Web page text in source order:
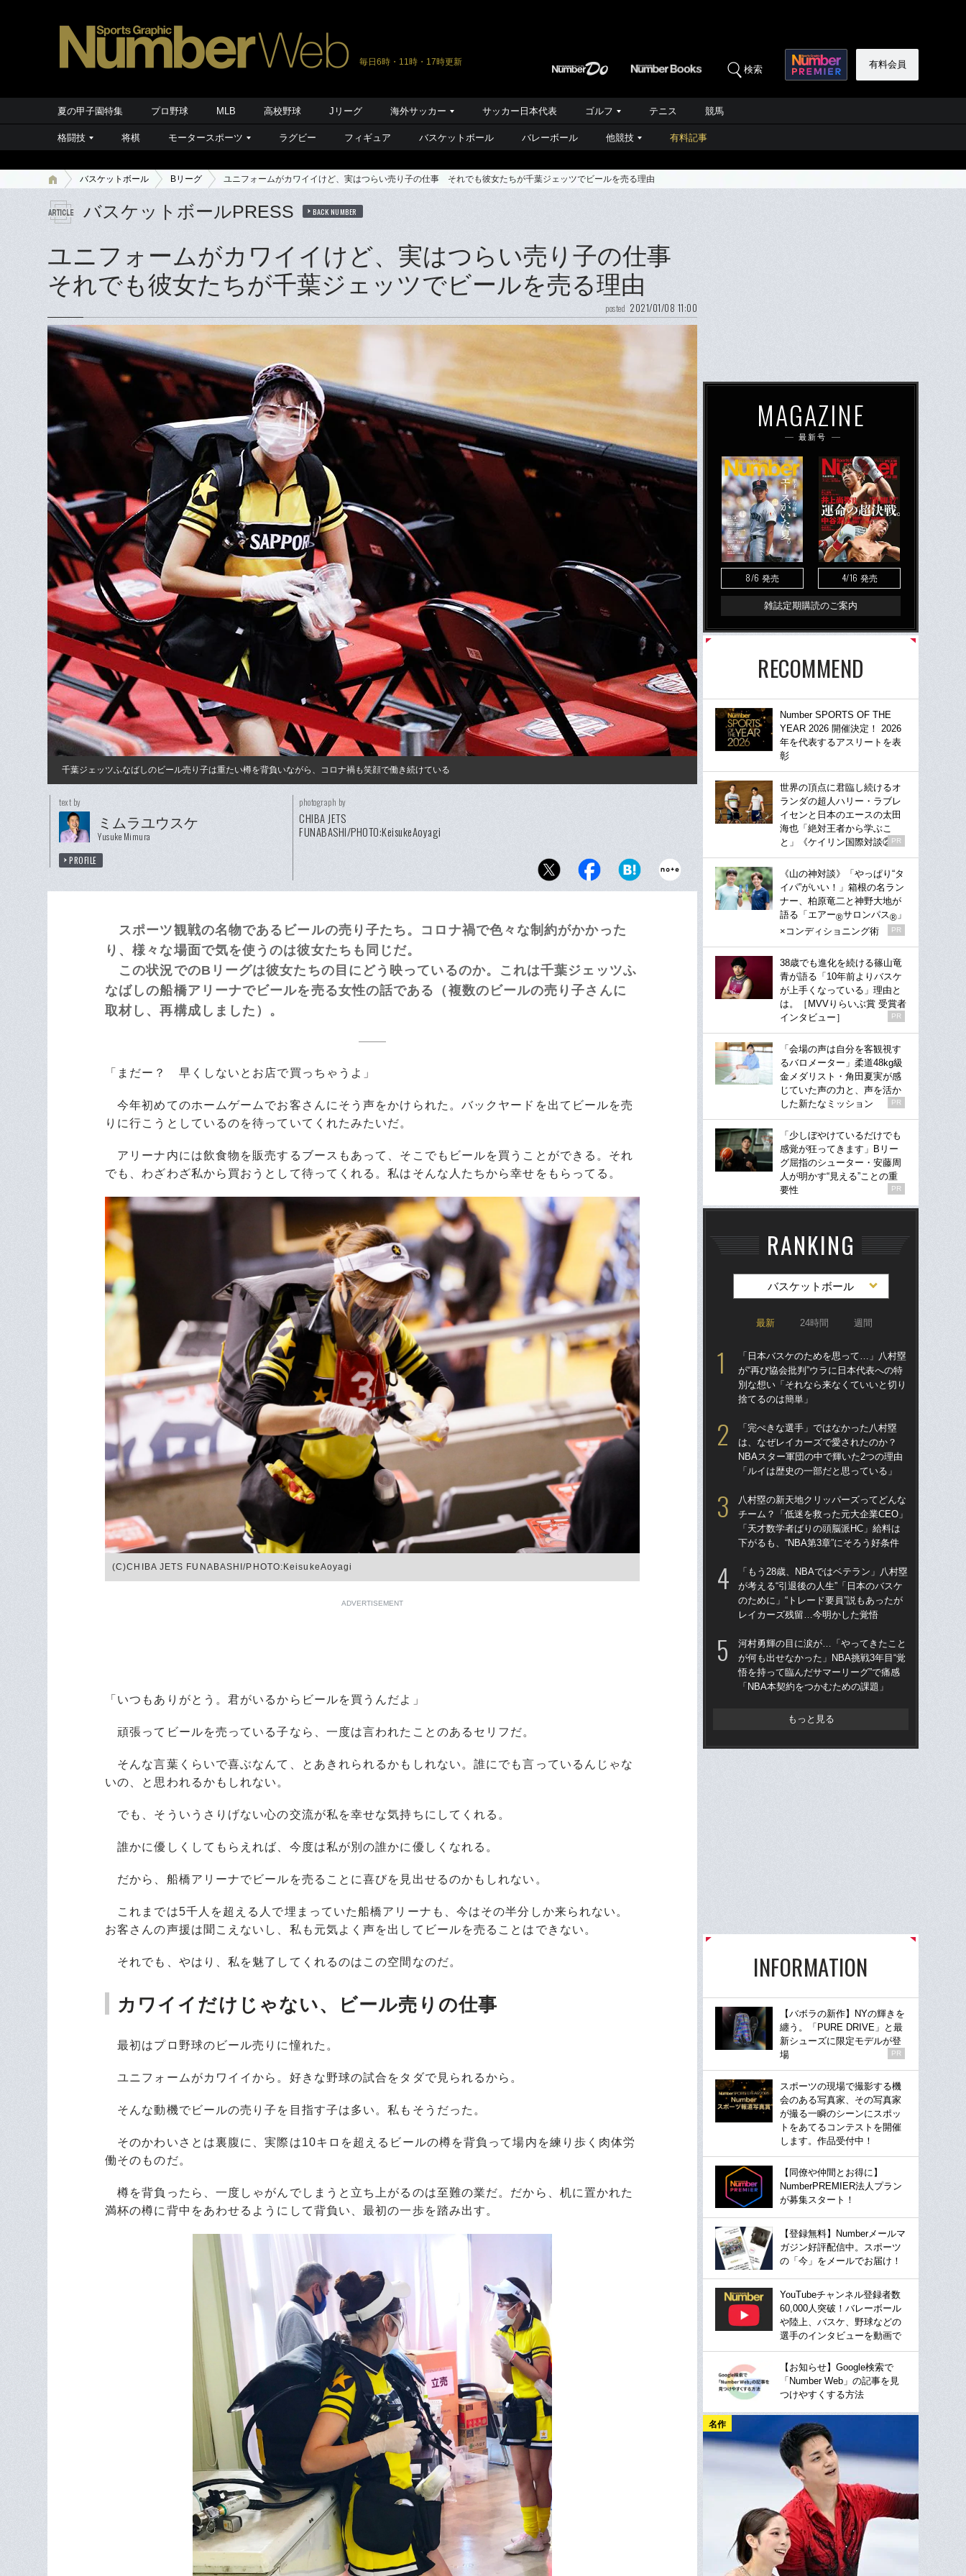
毎日6時・11時・17時更新
検索 有料会員
夏の甲子園特集 プロ野球 MLB 高校野球 Jリーグ 海外サッカー サッカー日本代表 ゴルフ テニス 競馬
格闘技 将棋 モータースポーツ ラグビー フィギュア バスケットボール バレーボール 他競技 有料記事
バスケットボール Bリーグ ユニフォームがカワイイけど、実はつらい売り子の仕事 それでも彼女たちが千葉ジェッツでビールを売る理由
バスケットボールPRESS BACK NUMBER
ユニフォームがカワイイけど、実はつらい売り子の仕事
それでも彼女たちが千葉ジェッツでビールを売る理由
posted 2021/01/08 11:00
千葉ジェッツふなばしのビール売り子は重たい樽を背負いながら、コロナ禍も笑顔で働き続けている
text by
ミムラユウスケ
Yusuke Mimura
PROFILE
photograph by
CHIBA JETS
FUNABASHI/PHOTO:KeisukeAoyagi
スポーツ観戦の名物であるビールの売り子たち。コロナ禍で色々な制約がかかった
り、様々な場面で気を使うのは彼女たちも同じだ。
この状況でのBリーグは彼女たちの目にどう映っているのか。これは千葉ジェッツふ
なばしの船橋アリーナでビールを売る女性の話である（複数のビールの売り子さんに
取材し、再構成しました）。
「まだー？ 早くしないとお店で買っちゃうよ」
今年初めてのホームゲームでお客さんにそう声をかけられた。バックヤードを出てビールを売
りに行こうとしているのを待っていてくれたみたいだ。
アリーナ内には飲食物を販売するブースもあって、そこでもビールを買うことができる。それ
でも、わざわざ私から買おうとして待ってくれる。私はそんな人たちから幸せをもらってる。
(C)CHIBA JETS FUNABASHI/PHOTO:KeisukeAoyagi
ADVERTISEMENT
「いつもありがとう。君がいるからビールを買うんだよ」
頑張ってビールを売っている子なら、一度は言われたことのあるセリフだ。
そんな言葉くらいで喜ぶなんて、とあきれられるかもしれない。誰にでも言っているんじゃな
いの、と思われるかもしれない。
でも、そういうさりげない心の交流が私を幸せな気持ちにしてくれる。
誰かに優しくしてもらえれば、今度は私が別の誰かに優しくなれる。
だから、船橋アリーナでビールを売ることに喜びを見出せるのかもしれない。
これまでは5千人を超える人で埋まっていた船橋アリーナも、今はその半分しか来られない。
お客さんの声援は聞こえないし、私も元気よく声を出してビールを売ることはできない。
それでも、やはり、私を魅了してくれるのはこの空間なのだ。
カワイイだけじゃない、ビール売りの仕事
最初はプロ野球のビール売りに憧れた。
ユニフォームがカワイイから。好きな野球の試合をタダで見られるから。
そんな動機でビールの売り子を目指す子は多い。私もそうだった。
そのかわいさとは裏腹に、実際は10キロを超えるビールの樽を背負って場内を練り歩く肉体労
働そのものだ。
樽を背負ったら、一度しゃがんでしまうと立ち上がるのは至難の業だ。だから、机に置かれた
満杯の樽に背中をあわせるようにして背負い、最初の一歩を踏み出す。
MAGAZINE
最新号
8/6 発売 4/16 発売
雑誌定期購読のご案内
RECOMMEND
Number SPORTS OF THE
YEAR 2026 開催決定！ 2026
年を代表するアスリートを表
彰
世界の頂点に君臨し続けるオ
ランダの超人ハリー・ラブレ
イセンと日本のエースの太田
海也「絶対王者から学ぶこ
と」《ケイリン国際対談②》
PR
《山の神対談》「やっぱり“タ
イパ”がいい！」箱根の名ラン
ナー、柏原竜二と神野大地が
語る「エアー®サロンパス® 」
×コンディショニング術
PR
38歳でも進化を続ける篠山竜
青が語る「10年前よりバスケ
が上手くなっている」理由と
は。［MVVりらいぶ賞 受賞者
インタビュー］
PR
「会場の声は自分を客観視す
るバロメーター」柔道48kg級
金メダリスト・角田夏実が感
じていた声の力と、声を活か
した新たなミッション
PR
「少しぼやけているだけでも
感覚が狂ってきます」Bリー
グ屈指のシューター・安藤周
人が明かす“見える”ことの重
要性
PR
RANKING
バスケットボール
最新 24時間 週間
「日本バスケのためを思って…」八村塁
が“再び協会批判”ウラに日本代表への特
別な想い「それなら来なくていいと切り
捨てるのは簡単」
「完ぺきな選手」ではなかった八村塁
は、なぜレイカーズで愛されたのか？
NBAスター軍団の中で輝いた2つの理由
「ルイは歴史の一部だと思っている」
八村塁の新天地クリッパーズってどんな
チーム？「低迷を救った元大企業CEO」
「天才数学者ばりの頭脳派HC」給料は
下がるも、“NBA第3章”にそろう好条件
「もう28歳、NBAではベテラン」八村塁
が考える“引退後の人生”「日本のバスケ
のために」“トレード要員”説もあったが
レイカーズ残留…今明かした覚悟
河村勇輝の目に涙が…「やってきたこと
が何も出せなかった」NBA挑戦3年目“覚
悟を持って臨んだサマーリーグ”で痛感
「NBA本契約をつかむための課題」
もっと見る
INFORMATION
【バボラの新作】NYの輝きを
纏う。「PURE DRIVE」と最
新シューズに限定モデルが登
場
PR
スポーツの現場で撮影する機
会のある写真家、その写真家
が撮る一瞬のシーンにスポッ
トをあてるコンテストを開催
します。作品受付中！
【同僚や仲間とお得に】
NumberPREMIER法人プラン
が募集スタート！
【登録無料】Numberメールマ
ガジン好評配信中。スポーツ
の「今」をメールでお届け！
YouTubeチャンネル登録者数
60,000人突破！バレーボール
や陸上、バスケ、野球などの
選手のインタビューを動画で
【お知らせ】Google検索で
「Number Web」の記事を見
つけやすくする方法
名作